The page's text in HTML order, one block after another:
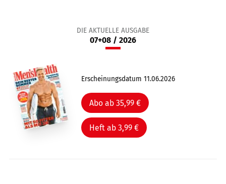
DIE AKTUELLE AUSGABE
07+08 / 2026
Erscheinungsdatum 11.06.2026
Abo ab 35,99 €
Heft ab 3,99 €